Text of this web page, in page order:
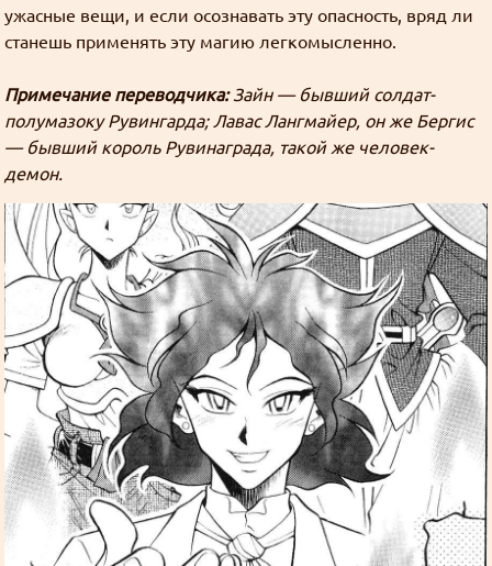
ужасные вещи, и если осознавать эту опасность, вряд ли
станешь применять эту магию легкомысленно.
Примечание переводчика:Зайн — бывший солдат-
полумазоку Рувингарда; Лавас Лангмайер, он же Бергис
— бывший король Рувинаграда, такой же человек-
демон.